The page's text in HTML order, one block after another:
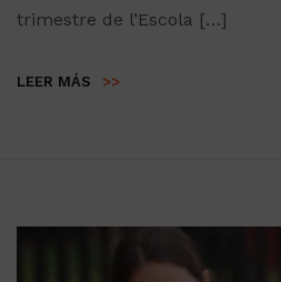
trimestre de l’Escola […]
LEER MÁS >>